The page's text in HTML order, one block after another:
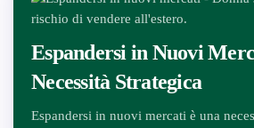
Espandersi in Nuovi
Necessità Strategica
Espandersi in nuovi mercati è una